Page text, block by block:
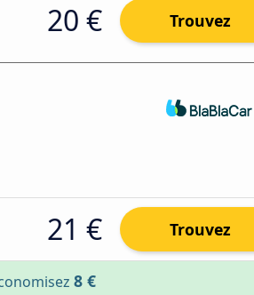
20 € Trouvez
21 € Trouvez
8 €